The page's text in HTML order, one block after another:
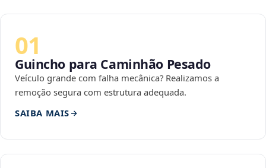
01
Guincho para Caminhão Pesado
Veículo grande com falha mecânica? Realizamos a
remoção segura com estrutura adequada.
SAIBA MAIS